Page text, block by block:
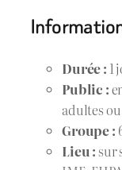
Durée : 1
Public :
adultes
Groupe :
Lieu :sur